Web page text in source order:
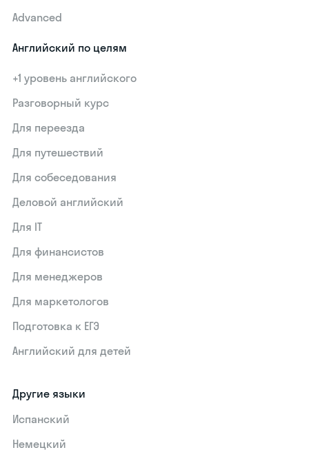
Advanced
Английский по целям
+1 уровень английского
Разговорный курс
Для переезда
Для путешествий
Для собеседования
Деловой английский
Для IT
Для финансистов
Для менеджеров
Для маркетологов
Подготовка к ЕГЭ
Английский для детей
Другие языки
Испанский
Немецкий